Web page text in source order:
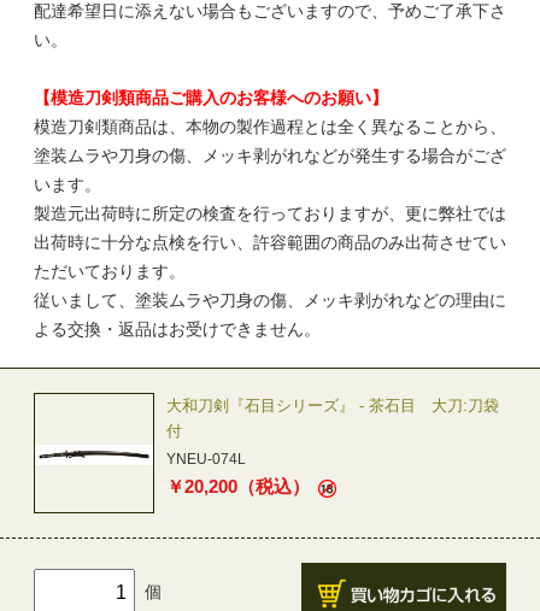
配達希望日に添えない場合もございますので、予めご了承下さ
い。
【模造刀剣類商品ご購入のお客様へのお願い】
模造刀剣類商品は、本物の製作過程とは全く異なることから、
塗装ムラや刀身の傷、メッキ剥がれなどが発生する場合がござ
います。
製造元出荷時に所定の検査を行っておりますが、更に弊社では
出荷時に十分な点検を行い、許容範囲の商品のみ出荷させてい
ただいております。
従いまして、塗装ムラや刀身の傷、メッキ剥がれなどの理由に
よる交換・返品はお受けできません。
大和刀剣『石目シリーズ』 - 茶石目 大刀:刀袋
付
YNEU-074L
￥20,200 （税込）
個